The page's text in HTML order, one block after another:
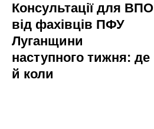
Консультації для ВПО
від фахівців ПФУ
Луганщини
наступного тижня: де
й коли